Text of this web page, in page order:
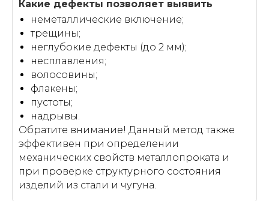
неметаллические включение;
трещины;
неглубокие дефекты (до 2 мм);
несплавления;
волосовины;
флакены;
пустоты;
надрывы.
Обратите внимание! Данный метод также
эффективен при определении
механических свойств металлопроката и
при проверке структурного состояния
изделий из стали и чугуна.